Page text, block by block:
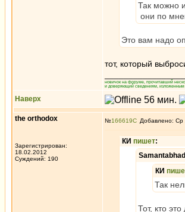
Так можно
они по
Это вам надо
тот, который
новичок на форуме, прочитавший
и доверяющий сведениям, изложенным
Наверх
the orthodox
Зарегистрирован:
18.02.2012
Суждений: 190
№166619 Добавлено: Ср
КИ пишет:
КИ
Так
Тот, кто